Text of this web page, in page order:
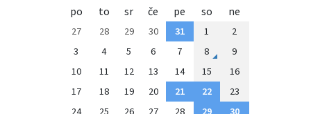
po
to sr če pe so ne
27 28 29 30 31 1
2
3
4 5 6 7 8
9
10
11 12 13 14 15
16
17
18 19 20 21 22
23
24
25 26 27 28 29
30